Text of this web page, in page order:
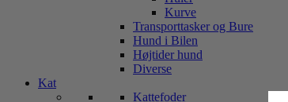
Kurve
Transporttasker og Bure
Hund i Bilen
Højtider hund
Diverse
Kat
Kattefoder